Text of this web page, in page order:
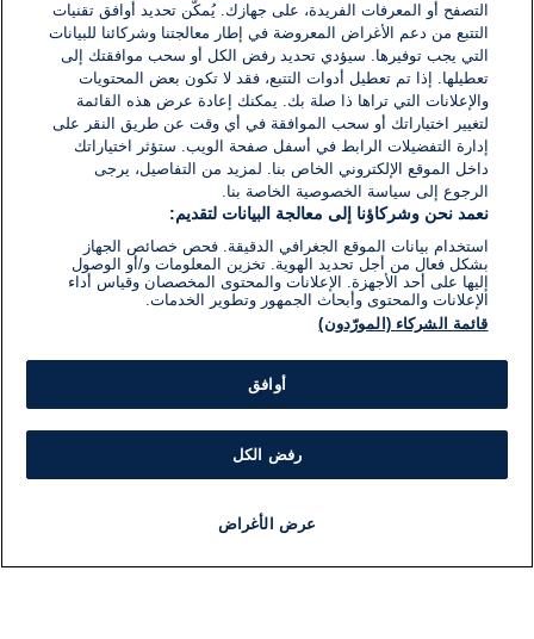
التصفح أو المعرفات الفريدة، على جهازك. يُمكّن تحديد أوافق تقنيات
التتبع من دعم الأغراض المعروضة في إطار معالجتنا وشركائنا للبيانات
التي يجب توفيرها. سيؤدي تحديد رفض الكل أو سحب موافقتك إلى
تعطيلها. إذا تم تعطيل أدوات التتبع، فقد لا تكون بعض المحتويات
والإعلانات التي تراها ذا صلة بك. يمكنك إعادة عرض هذه القائمة
لتغيير اختياراتك أو سحب الموافقة في أي وقت عن طريق النقر على
إدارة التفضيلات الرابط في أسفل صفحة الويب. ستؤثر اختياراتك
داخل الموقع الإلكتروني الخاص بنا. لمزيد من التفاصيل، يرجى
الرجوع إلى سياسة الخصوصية الخاصة بنا.
نعمد نحن وشركاؤنا إلى معالجة البيانات لتقديم:
استخدام بيانات الموقع الجغرافي الدقيقة. فحص خصائص الجهاز
بشكل فعال من أجل تحديد الهوية. تخزين المعلومات و/أو الوصول
إليها على أحد الأجهزة. الإعلانات والمحتوى المخصصان وقياس أداء
الإعلانات والمحتوى وأبحاث الجمهور وتطوير الخدمات.
قائمة الشركاء (المورّدون)
أوافق
رفض الكل
عرض الأغراض